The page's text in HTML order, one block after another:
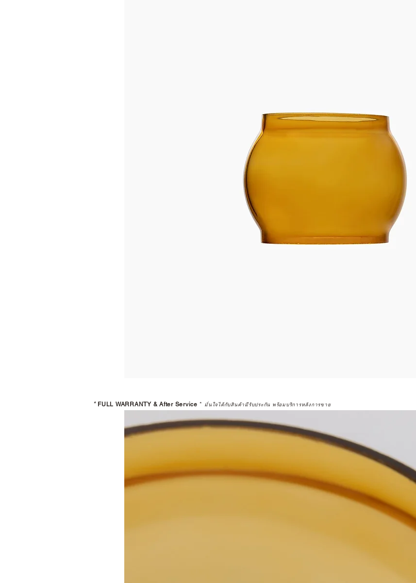
* FULL WARRANTY & After Service * มั่นใจได้กับสินค้ามีรับประกัน พร้อมบริการหลังการขาย